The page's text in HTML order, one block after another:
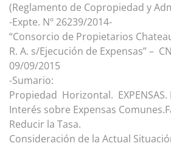
(Reglamento de Copropiedad y
-Expte. Nº 26239/2014-
“Consorcio de Propietarios
R. A. s/Ejecución de Expensas” –
09/09/2015
-Sumario:
Propiedad Horizontal. EXPENSAS.
Interés sobre Expensas
Reducir la Tasa.
Consideración de la Actual